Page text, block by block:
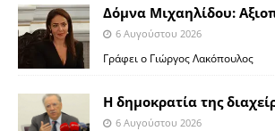
Δόμνα Μιχαηλίδου:
6 Αυγούστου 2026
Γράφει ο Γιώργος Λακόπουλος
Η δημοκρατία της
6 Αυγούστου 2026